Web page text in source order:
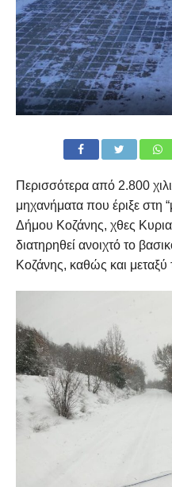
Περισσότερα από 2.800
μηχανήματα που έριξε στη
Δήμου Κοζάνης, χθες
διατηρηθεί ανοιχτό το
Κοζάνης, καθώς και